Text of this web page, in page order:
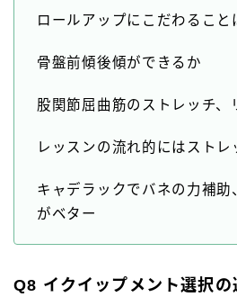
ロールアップにこだわること
骨盤前傾後傾ができるか
股関節屈曲筋のストレッチ、
レッスンの流れ的にはストレ
キャデラックでバネの力補助
がベター
Q8 イクイップメント選択の